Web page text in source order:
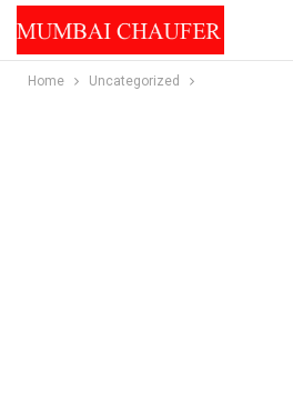
Home Uncategorized